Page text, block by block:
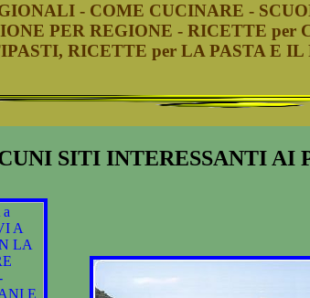
- COME CUCINARE -
PER REGIONE - RICETTE
RICETTE per LA PASTA E
SITI INTERESSANTI AI